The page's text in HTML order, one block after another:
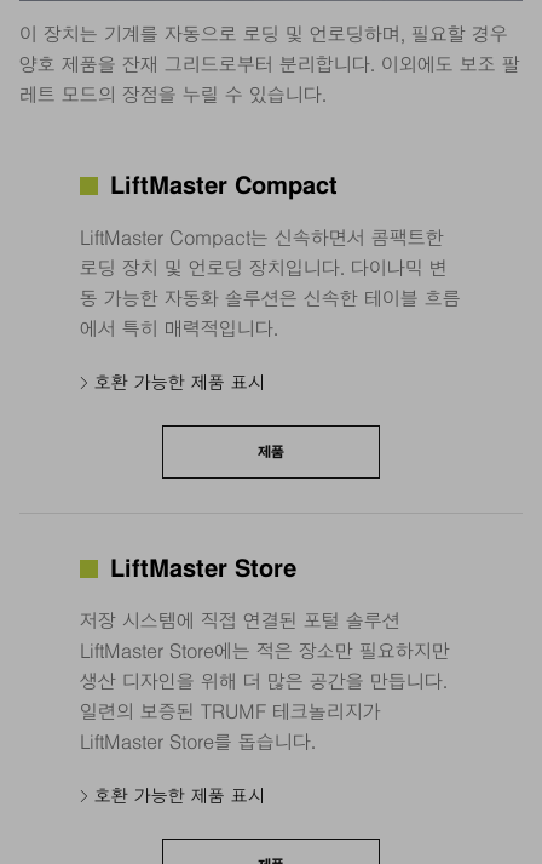
이 장치는 기계를 자동으로 로딩 및 언로딩하며, 필요할 경우
양호 제품을 잔재 그리드로부터 분리합니다. 이외에도 보조 팔
레트 모드의 장점을 누릴 수 있습니다.
LiftMaster Compact
LiftMaster Compact는 신속하면서 콤팩트한
로딩 장치 및 언로딩 장치입니다. 다이나믹 변
동 가능한 자동화 솔루션은 신속한 테이블 흐름
에서 특히 매력적입니다.
호환 가능한 제품 표시
제품
LiftMaster Store
저장 시스템에 직접 연결된 포털 솔루션
LiftMaster Store에는 적은 장소만 필요하지만
생산 디자인을 위해 더 많은 공간을 만듭니다.
일련의 보증된 TRUMF 테크놀리지가
LiftMaster Store를 돕습니다.
호환 가능한 제품 표시